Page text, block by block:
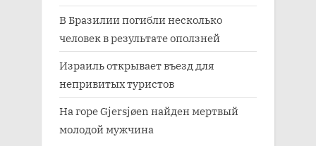
В Бразилии погибли несколько
человек в результате оползней
Израиль открывает въезд для
непривитых туристов
На горе Gjersjøen найден мертвый
молодой мужчина